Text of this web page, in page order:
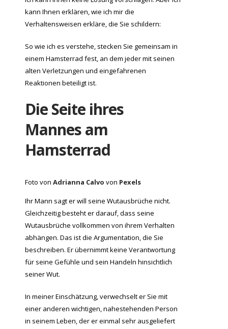
kann Ihnen erklären, wie ich mir die
Verhaltensweisen erkläre, die Sie schildern:
So wie ich es verstehe, stecken Sie gemeinsam in
einem Hamsterrad fest, an dem jeder mit seinen
alten Verletzungen und eingefahrenen
Reaktionen beteiligt ist.
Die Seite ihres
Mannes am
Hamsterrad
Foto von Adrianna Calvo von Pexels
Ihr Mann sagt er will seine Wutausbrüche nicht.
Gleichzeitig besteht er darauf, dass seine
Wutausbrüche vollkommen von ihrem Verhalten
abhängen. Das ist die Argumentation, die Sie
beschreiben. Er übernimmt keine Verantwortung
für seine Gefühle und sein Handeln hinsichtlich
seiner Wut.
In meiner Einschätzung, verwechselt er Sie mit
einer anderen wichtigen, nahestehenden Person
in seinem Leben, der er einmal sehr ausgeliefert